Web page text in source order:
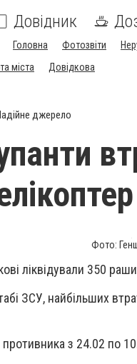
Довідник
Головна Фотозвіти
міста Довідкова
джерело
Фото:
ліквідували 350
ЗСУ, найбільших
противника з 24.02 по